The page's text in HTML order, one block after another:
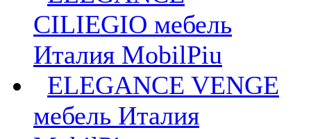
CILIEGIO мебель
Италия MobilPiu
ELEGANCE VENGE
мебель Италия